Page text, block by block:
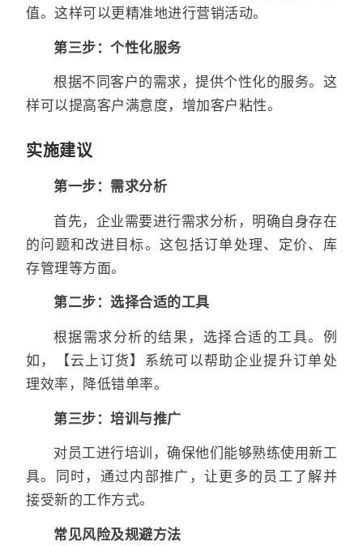
值。这样可以更精准地进行营销活动。
第三步：个性化服务
根据不同客户的需求，提供个性化的服务。这
样可以提高客户满意度，增加客户粘性。
实施建议
第一步：需求分析
首先，企业需要进行需求分析，明确自身存在
的问题和改进目标。这包括订单处理、定价、库
存管理等方面。
第二步：选择合适的工具
根据需求分析的结果，选择合适的工具。例
如，【云上订货】系统可以帮助企业提升订单处
理效率，降低错单率。
第三步：培训与推广
对员工进行培训，确保他们能够熟练使用新工
具。同时，通过内部推广，让更多的员工了解并
接受新的工作方式。
常见风险及规避方法